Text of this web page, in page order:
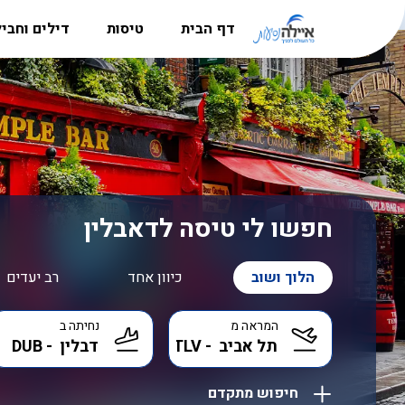
דף הבית
מדריך היעדים
הרשמה למשלחות לפולין
סניפים
אודות
דרושים
טיסות
טיסות לאירופה
טיסות לקרפטוס
טיסות לבוקרשט
טיסות לאתונה
טיסות לבודפשט
טיסות לבאקו
דילים
חבילות
דילים
חבילות
דילים
דילים
חפשו לי טיסה לדאבלין
הלוך ושוב כיוון אחד רב יעדים
המראה מ נחיתה ב